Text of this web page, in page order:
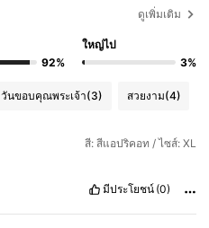
ดูเพิ่มเติม
92%
ใหญ่ไป
3%
วันขอบคุณพระเจ้า(3) สวยงาม(4)
สี: สีแอปริคอท / ไซส์: XL
มีประโยชน์ (0)